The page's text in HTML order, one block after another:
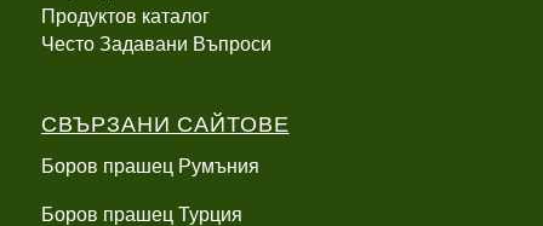
Продуктов каталог
Често Задавани Въпроси
СВЪРЗАНИ САЙТОВЕ
Боров прашец Румъния
Боров прашец Турция